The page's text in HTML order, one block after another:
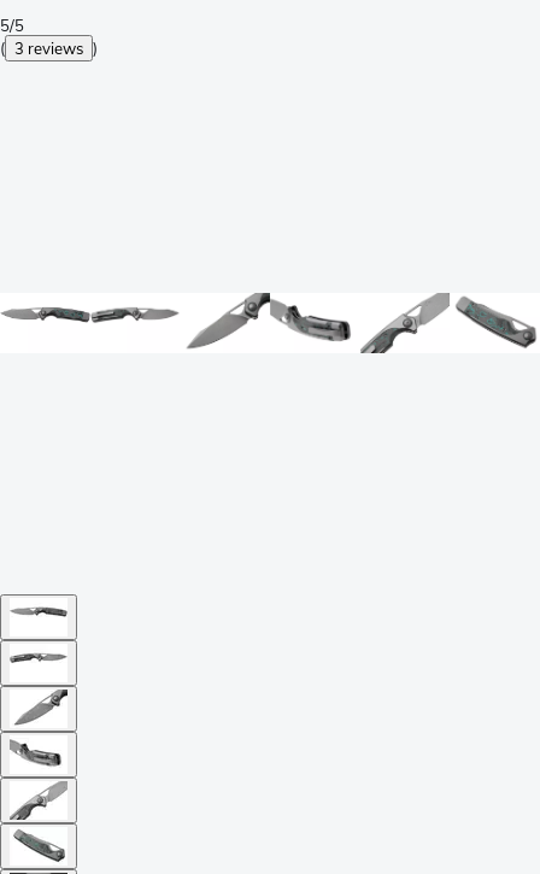
5/5
( 3 reviews )